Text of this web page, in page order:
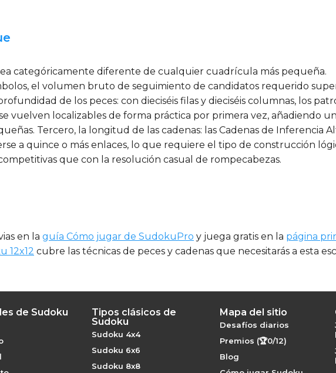
categóricamente diferente de cualquier cuadrícula más pequeña.
el volumen bruto de seguimiento de candidatos requerido
de los peces: con dieciséis filas y dieciséis columnas, los
vuelven localizables de forma práctica por primera vez, añadiendo
Tercero, la longitud de las cadenas: las Cadenas de Inferencia
a quince o más enlaces, lo que requiere el tipo de construcción
que con la resolución casual de rompecabezas.
en la guía Cómo jugar de SudokuPro y juega gratis en la página
12x12 cubre las técnicas de peces y cadenas que necesitarás a esta
de Sudoku
Tipos clásicos de
Sudoku
Sudoku 4x4
Sudoku 6x6
Sudoku 8x8
Mapa del sitio
Desafíos diarios
Premios (🏆0/12)
Blog